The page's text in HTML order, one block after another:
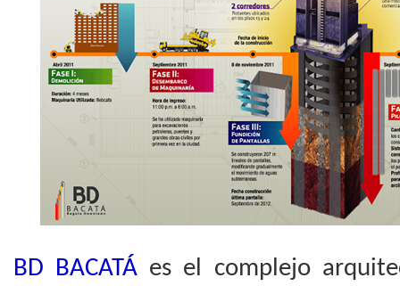
BD BACATÁ es el complejo